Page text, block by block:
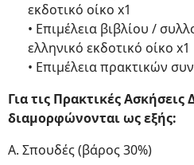
εκδοτικό οίκο x1
• Επιμέλεια βιβλίου /
ελληνικό εκδοτικό οίκο x1
• Επιμέλεια πρακτικών
Για τις Πρακτικές
διαμορφώνονται ως εξής:
Α. Σπουδές (βάρος 30%)